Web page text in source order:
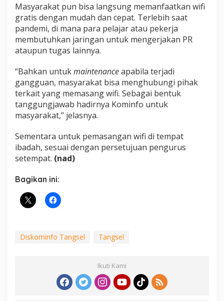
Masyarakat pun bisa langsung memanfaatkan wifi
gratis dengan mudah dan cepat. Terlebih saat
pandemi, di mana para pelajar atau pekerja
membutuhkan jaringan untuk mengerjakan PR
ataupun tugas lainnya.
“Bahkan untukmaintenanceapabila terjadi
gangguan, masyarakat bisa menghubungi pihak
terkait yang memasang wifi. Sebagai bentuk
tanggungjawab hadirnya Kominfo untuk
masyarakat,” jelasnya.
Sementara untuk pemasangan wifi di tempat
ibadah, sesuai dengan persetujuan pengurus
setempat. (nad)
Bagikan ini:
Diskominfo Tangsel Tangsel
Ikuti Kami